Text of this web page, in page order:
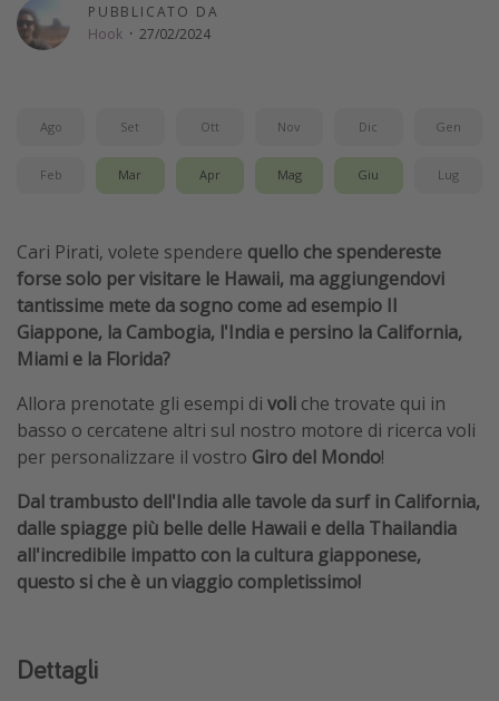
PUBBLICATO DA
Hook · 27/02/2024
Ago Set Ott Nov Dic Gen
Feb Mar Apr Mag Giu Lug
Cari Pirati, volete spendere quello che spendereste
forse solo per visitare le Hawaii, ma aggiungendovi
tantissime mete da sogno come ad esempio Il
Giappone, la Cambogia, l'India e persino la California,
Miami e la Florida?
Allora prenotate gli esempi di voli che trovate qui in
basso o cercatene altri sul nostro motore di ricerca voli
per personalizzare il vostro Giro del Mondo!
Dal trambusto dell'India alle tavole da surf in California,
dalle spiagge più belle delle Hawaii e della Thailandia
all'incredibile impatto con la cultura giapponese,
questo si che è un viaggio completissimo!
Dettagli